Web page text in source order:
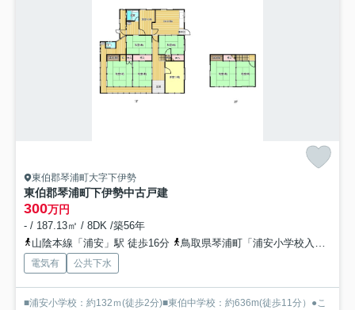
東伯郡琴浦町大字下伊勢
東伯郡琴浦町下伊勢中古戸建
300万円
- / 187.13㎡ / 8DK /築56年
山陰本線「浦安」駅 徒歩16分
鳥取県琴浦町「浦安小学校入口」バス停下車 徒歩4分
電気有 公共下水
■浦安小学校：約132ｍ(徒歩2分)■東伯中学校：約636m(徒歩11分）●こ